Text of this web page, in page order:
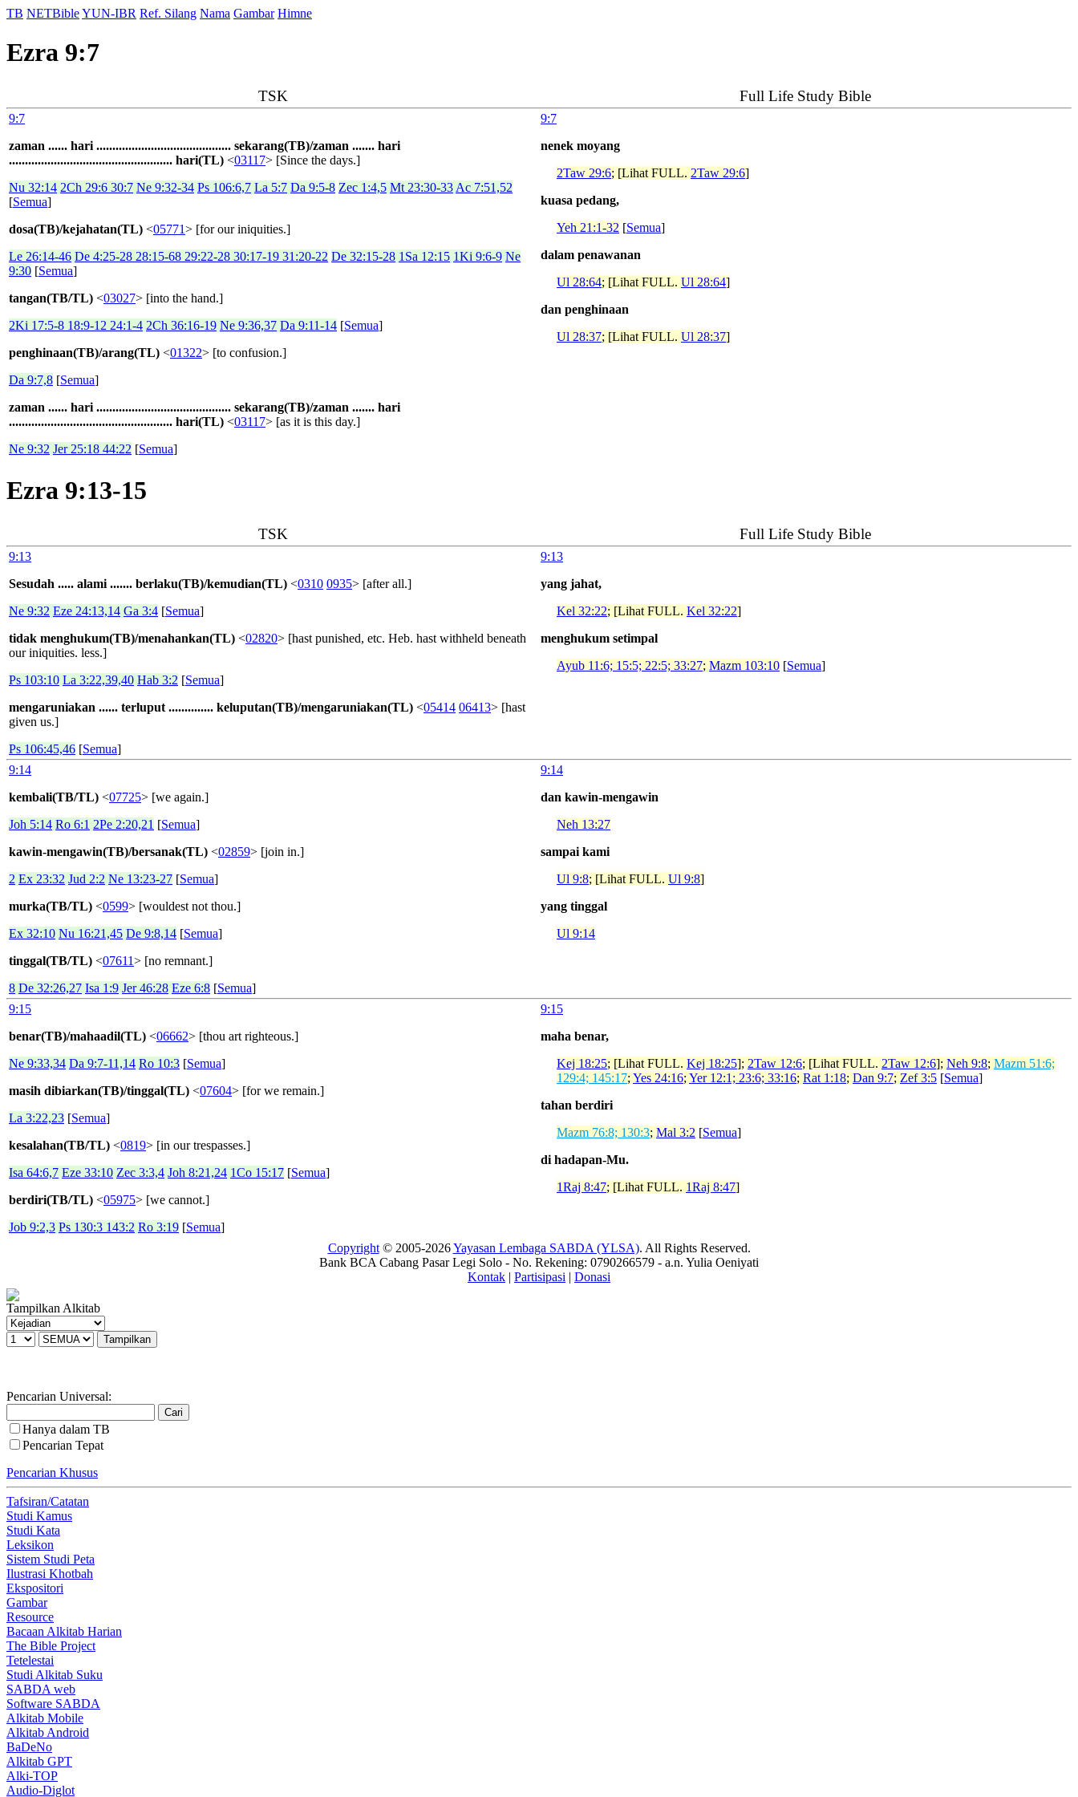
TB NETBibleYUN-IBR Ref. Silang Nama Gambar Himne
Ezra 9:7
TSK Full Life Study Bible
9:7
zaman ...... hari .......................................... sekarang(TB)/zaman ....... hari
................................................... hari(TL) <03117> [Since the days.]
Nu 32:14 2Ch 29:6 30:7 Ne 9:32-34 Ps 106:6,7 La 5:7 Da 9:5-8 Zec 1:4,5 Mt 23:30-33 Ac 7:51,52
[Semua]
dosa(TB)/kejahatan(TL) <05771> [for our iniquities.]
Le 26:14-46 De 4:25-28 28:15-68 29:22-28 30:17-19 31:20-22 De 32:15-28 1Sa 12:15 1Ki 9:6-9 Ne
9:30 [Semua]
tangan(TB/TL) <03027> [into the hand.]
2Ki 17:5-8 18:9-12 24:1-4 2Ch 36:16-19 Ne 9:36,37 Da 9:11-14 [Semua]
penghinaan(TB)/arang(TL) <01322> [to confusion.]
Da 9:7,8 [Semua]
zaman ...... hari .......................................... sekarang(TB)/zaman ....... hari
................................................... hari(TL) <03117> [as it is this day.]
Ne 9:32 Jer 25:18 44:22 [Semua]
9:7
nenek moyang
2Taw 29:6; [Lihat FULL. 2Taw 29:6]
kuasa pedang,
Yeh 21:1-32 [Semua]
dalam penawanan
Ul 28:64; [Lihat FULL. Ul 28:64]
dan penghinaan
Ul 28:37; [Lihat FULL. Ul 28:37]
Ezra 9:13-15
TSK Full Life Study Bible
9:13
Sesudah ..... alami ....... berlaku(TB)/kemudian(TL) <0310 0935> [after all.]
Ne 9:32 Eze 24:13,14 Ga 3:4 [Semua]
tidak menghukum(TB)/menahankan(TL) <02820> [hast punished, etc. Heb. hast withheld beneath
our iniquities. less.]
Ps 103:10 La 3:22,39,40 Hab 3:2 [Semua]
mengaruniakan ...... terluput .............. keluputan(TB)/mengaruniakan(TL) <05414 06413> [hast
given us.]
Ps 106:45,46 [Semua]
9:13
yang jahat,
Kel 32:22; [Lihat FULL. Kel 32:22]
menghukum setimpal
Ayub 11:6; 15:5; 22:5; 33:27; Mazm 103:10 [Semua]
9:14
kembali(TB/TL) <07725> [we again.]
Joh 5:14 Ro 6:1 2Pe 2:20,21 [Semua]
kawin-mengawin(TB)/bersanak(TL) <02859> [join in.]
2 Ex 23:32 Jud 2:2 Ne 13:23-27 [Semua]
murka(TB/TL) <0599> [wouldest not thou.]
Ex 32:10 Nu 16:21,45 De 9:8,14 [Semua]
tinggal(TB/TL) <07611> [no remnant.]
8 De 32:26,27 Isa 1:9 Jer 46:28 Eze 6:8 [Semua]
9:14
dan kawin-mengawin
Neh 13:27
sampai kami
Ul 9:8; [Lihat FULL. Ul 9:8]
yang tinggal
Ul 9:14
9:15
benar(TB)/mahaadil(TL) <06662> [thou art righteous.]
Ne 9:33,34 Da 9:7-11,14 Ro 10:3 [Semua]
masih dibiarkan(TB)/tinggal(TL) <07604> [for we remain.]
La 3:22,23 [Semua]
kesalahan(TB/TL) <0819> [in our trespasses.]
Isa 64:6,7 Eze 33:10 Zec 3:3,4 Joh 8:21,24 1Co 15:17 [Semua]
berdiri(TB/TL) <05975> [we cannot.]
Job 9:2,3 Ps 130:3 143:2 Ro 3:19 [Semua]
9:15
maha benar,
Kej 18:25; [Lihat FULL. Kej 18:25]; 2Taw 12:6; [Lihat FULL. 2Taw 12:6]; Neh 9:8; Mazm 51:6;
129:4; 145:17; Yes 24:16; Yer 12:1; 23:6; 33:16; Rat 1:18; Dan 9:7; Zef 3:5 [Semua]
tahan berdiri
Mazm 76:8; 130:3; Mal 3:2 [Semua]
di hadapan-Mu.
1Raj 8:47; [Lihat FULL. 1Raj 8:47]
Copyright© 2005-2026Yayasan Lembaga SABDA (YLSA). All Rights Reserved.
Bank BCA Cabang Pasar Legi Solo - No. Rekening: 0790266579 - a.n. Yulia Oeniyati
Kontak | Partisipasi | Donasi
Tampilkan Alkitab
Pencarian Universal:
Hanya dalam TB
Pencarian Tepat
Pencarian Khusus
Tafsiran/Catatan
Studi Kamus
Studi Kata
Leksikon
Sistem Studi Peta
Ilustrasi Khotbah
Ekspositori
Gambar
Resource
Bacaan Alkitab Harian
The Bible Project
Tetelestai
Studi Alkitab Suku
SABDA web
Software SABDA
Alkitab Mobile
Alkitab Android
BaDeNo
Alkitab GPT
Alki-TOP
Audio-Diglot